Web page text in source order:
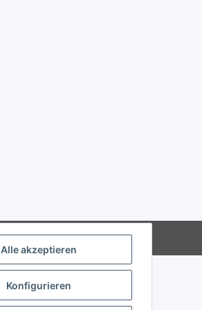
Alle akzeptieren
Konfigurieren
Powered byJTL-Shop